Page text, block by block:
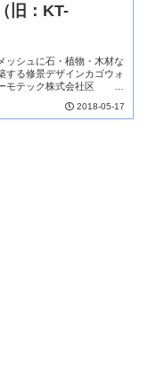
旧：KT-
ッシュに石・植物・木材な
する修景デザインカゴウォ
ーモテック株式会社区
イヤーメッシュに石を中...
2018-05-17